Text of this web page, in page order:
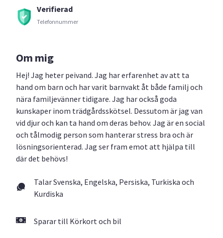
Verifierad
Telefonnummer
Om mig
Hej! Jag heter peivand. Jag har erfarenhet av att ta
hand om barn och har varit barnvakt åt både familj och
nära familjevänner tidigare. Jag har också goda
kunskaper inom trädgårdsskötsel. Dessutom är jag van
vid djur och kan ta hand om deras behov. Jag är en social
och tålmodig person som hanterar stress bra och är
lösningsorienterad. Jag ser fram emot att hjälpa till
där det behövs!
Talar Svenska, Engelska, Persiska, Turkiska och
Kurdiska
Sparar till Körkort och bil